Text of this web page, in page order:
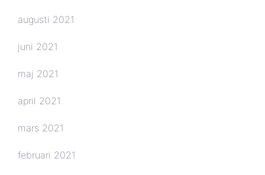
augusti 2021
juni 2021
maj 2021
april 2021
mars 2021
februari 2021